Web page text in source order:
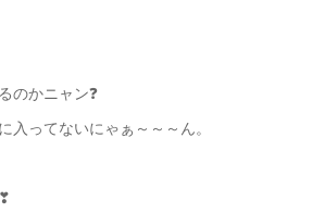
のかニャン❓
入ってないにゃぁ～～～ん。